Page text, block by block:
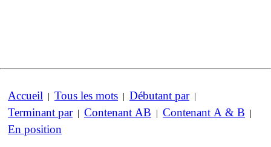
Accueil | Tous les mots | Débutant par|
Terminant par| Contenant AB | Contenant A & B |
En position